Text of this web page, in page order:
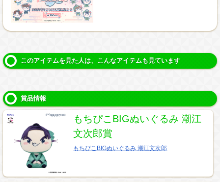
このアイテムを見た人は、こんなアイテムも見ています
賞品情報
もちぴこBIGぬいぐるみ 潮江
文次郎賞
もちぴこBIGぬいぐるみ 潮江文次郎